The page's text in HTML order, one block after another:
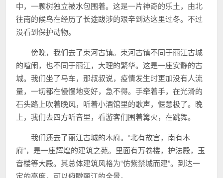
中，一颗树独立被水包围着。这是一片神奇的乐土，由北
往南的候鸟在经历了长途跋涉的艰辛到达这里过冬。不过
没看到保护动物。
傍晚，我们去了束河古镇。束河古镇不同于丽江古城
的喧闹，也不同于丽江，大理的繁华。这是一座安静的古
城。我们坐了马车，那叔叔说，疫情发生时更加没有人流
量，一切都在慢慢地变好，急不得。手牵着手，在光滑的
石头路上吹着晚风，听着小酒馆里的歌声，惬意极了。晚
上，我们去四方听音里，看游客们围着篝火，在跳舞。
我们还去了丽江古城的木府。“北有故宫，南有木
府”，是一座辉煌的建筑之苑。里面有万卷楼，护法殿，玉
音楼等大殿。其总体建筑风格为“仿紫禁城而建”。到达一
定的高度，可以俯瞰丽江的全景。